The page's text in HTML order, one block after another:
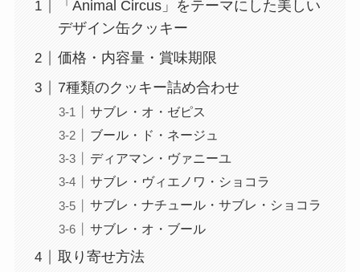
「Animal Circus」をテーマにした美しい
デザイン缶クッキー
価格・内容量・賞味期限
7種類のクッキー詰め合わせ
サブレ・オ・ゼピス
ブール・ド・ネージュ
ディアマン・ヴァニーユ
サブレ・ヴィエノワ・ショコラ
サブレ・ナチュール・サブレ・ショコラ
サブレ・オ・ブール
取り寄せ方法